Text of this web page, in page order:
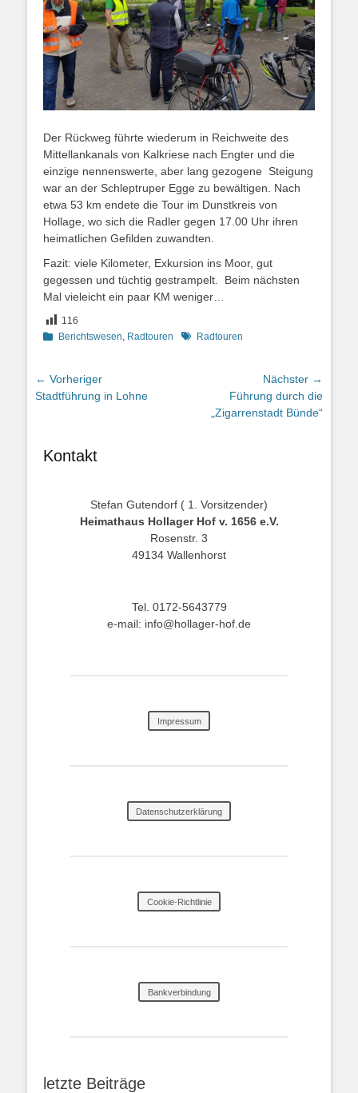
Der Rückweg führte wiederum in Reichweite des
Mittellankanals von Kalkriese nach Engter und die
einzige nennenswerte, aber lang gezogene Steigung
war an der Schleptruper Egge zu bewältigen. Nach
etwa 53 km endete die Tour im Dunstkreis von
Hollage, wo sich die Radler gegen 17.00 Uhr ihren
heimatlichen Gefilden zuwandten.
Fazit: viele Kilometer, Exkursion ins Moor, gut
gegessen und tüchtig gestrampelt. Beim nächsten
Mal vieleicht ein paar KM weniger…
116
Kategorien
Berichtswesen, Radtouren Schlagworte
Radtouren
Beitragsnavigation
← Vorheriger
Vorheriger
Stadtführung in Lohne
Nächster →
Beitrag:
Führung durch die
„Zigarrenstadt Bünde“
Kontakt
Stefan Gutendorf ( 1. Vorsitzender)
Heimathaus Hollager Hof v. 1656 e.V.
Rosenstr. 3
49134 Wallenhorst
Tel. 0172-5643779
e-mail: info@hollager-hof.de
Impressum
Datenschutzerklärung
Cookie-Richtlinie
Bankverbindung
letzte Beiträge